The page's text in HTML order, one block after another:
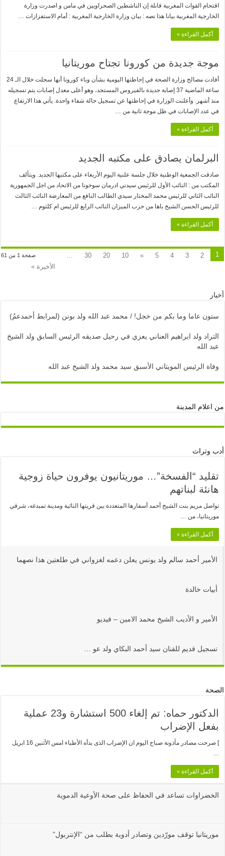
اقتحام القوات المغربية قاىلة إن الناشطين الصحراويين في مامن و اصدرت وزارة
الخارجية المغربية بيانا هذا نصه : بيان وزارة الخارجية المغربية : أمام الاستفزازات …
أكمل القراءة »
موجة جديدة من كورونا تجتاح موريتانيا
أفادت مصالح وزارة الصحة في إحاطتها اليومية بشأن وباء كورونا أنها سجلت خلال الـ 24
ساعة الماضية 37 إصابة جديدة بالفيروس المستجد، وهو أعلى معدل إصابات يتم تسجيله
منذ أشهر. وأعلنت الوزارة في إحاطتها عن تسجيل حالة شفاء واحدة. يأتي هذا الارتفاع
في عدد الإصابات في ظل موجة ثانية من …
أكمل القراءة »
البرلمان يصادق على مكتبه الجديد
صادقت الجمعية الوطنية خلال جلسة علنية اليوم الأربعاء على مكتبها الجديد. ويتألف
المكتب من : النائب الأول للرئيس سيدني ادرمان سوخونا من الاتحاد من اجل الجمهورية
النائب الثاني للرئيس محمد المختار سيدي الطالب النافع من المعارضة النائب الثالث
للرئيس الحسن الشيخ باها من حزب الميزان النائب الرابع للرئيس ام كلثوم …
أكمل القراءة »
صفحة 1 من 61 1
2
3
4
5
»
10
20
30
الأخيرة »
أخبار
ستون عاما وما بكم من خجل! / محمد عبد الله ولد بونن (لمرابط أحمدعمُ)
التراد ولد ابراهيم العناني يعزي في رحيل صديقه الرئيس السابق ولد الشيخ
عبد الله
وفاة الرئيس المويتاني الأسبق سيد محمد ولد الشيخ عبد الله
من اعلام المدينة
أدب وتراث
تقليد “الفسخة”… موريتانيون يوفرون حياة زوجية
هانئة لبناتهم
تواصل مريم بنت الشيخ أحمد أسفارها المتعددة بين قريتها النائية ومدينة تمبدغه، شرقي
موريتانيا، من …
أكمل القراءة »
الأمير أحمد سالم ولد يونس يعلن دعمه لغزواني في طلعتين هذا نصهما
أبيات خالدة
الأمير و الأديب الشيخ محمد الامين – فيديو
تسجيل قديم للفنان سيد أحمد البكاي ولد عو …
الصحة
الدكتور حماه: تم إلغاء 500 استشارة و23 عملية
بفعل الإضراب
] صرحت مصادر مأذونة صباح اليوم ان الإضراب الذى بدأه الأطباء امس الأثنين 16 ابريل
أكمل القراءة »
الخضراوات تساعد في الحفاظ على صحة الأوعية الدموية
موريتانيا توقف مورّدين وتصادر أدوية بطلب من “الإنتربول”